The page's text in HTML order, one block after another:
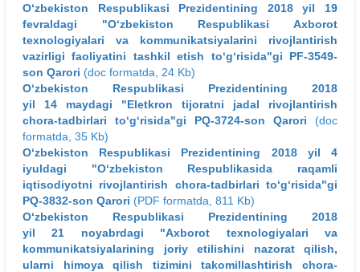
O‘zbekiston Respublikasi Prezidentining 2018 yil 19
fevraldagi "O‘zbekiston Respublikasi Axborot
texnologiyalari va kommunikatsiyalarini rivojlantirish
vazirligi faoliyatini tashkil etish to‘g‘risida"gi PF-3549-
son Qarori (doc formatda, 24 Kb)
O‘zbekiston Respublikasi Prezidentining 2018
yil 14 maydagi "Eletkron tijoratni jadal rivojlantirish
chora-tadbirlari to‘g‘risida"gi PQ-3724-son Qarori (doc
formatda, 35 Kb)
O‘zbekiston Respublikasi Prezidentining 2018 yil 4
iyuldagi "O‘zbekiston Respublikasida raqamli
iqtisodiyotni rivojlantirish chora-tadbirlari to‘g‘risida"gi
PQ-3832-son Qarori (PDF formatda, 811 Kb)
O‘zbekiston Respublikasi Prezidentining 2018
yil 21 noyabrdagi "Axborot texnologiyalari va
kommunikatsiyalarining joriy etilishini nazorat qilish,
ularni himoya qilish tizimini takomillashtirish chora-